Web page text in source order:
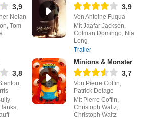
3,9
Nolan
Tom
3,9
Von Antoine Fuqua
Mit Jaafar Jackson,
Colman Domingo, Nia
Long
Trailer
3,8
Minions & Monster
3,7
Von Pierre Coffin,
Patrick Delage
Mit Pierre Coffin,
Christoph Waltz,
Christoph Waltz